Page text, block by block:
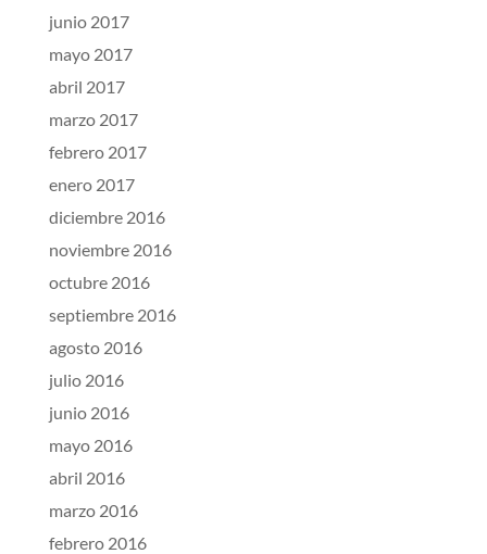
junio 2017
mayo 2017
abril 2017
marzo 2017
febrero 2017
enero 2017
diciembre 2016
noviembre 2016
octubre 2016
septiembre 2016
agosto 2016
julio 2016
junio 2016
mayo 2016
abril 2016
marzo 2016
febrero 2016